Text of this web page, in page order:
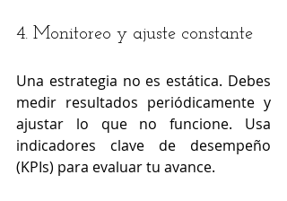
4. Monitoreo y ajuste constante
Una estrategia no es estática. Debes
medir resultados periódicamente y
ajustar lo que no funcione. Usa
indicadores clave de desempeño
(KPIs) para evaluar tu avance.